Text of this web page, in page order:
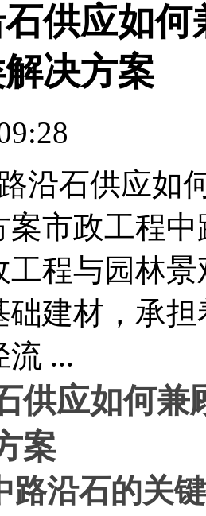
供应如
决方案
沿石供应如
案市政工程
工程与园林
础建材，承
流 ...
供应如何兼
案
路沿石的关